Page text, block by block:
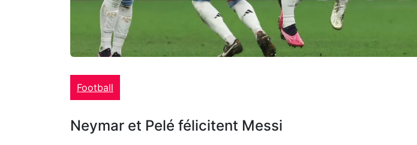
Football
Neymar et Pelé félicitent Messi